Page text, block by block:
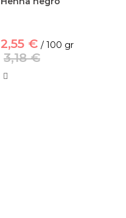
2,55 € / 100 gr
3,18 €